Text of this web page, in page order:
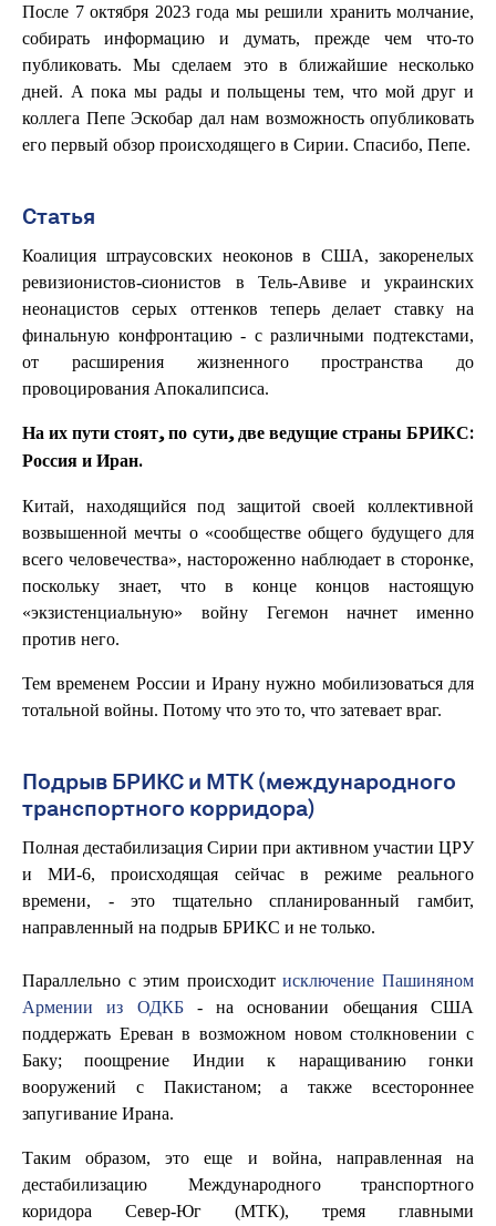
После 7 октября 2023 года мы решили хранить молчание,
собирать информацию и думать, прежде чем что-то
публиковать. Мы сделаем это в ближайшие несколько
дней. А пока мы рады и польщены тем, что мой друг и
коллега Пепе Эскобар дал нам возможность опубликовать
его первый обзор происходящего в Сирии. Спасибо, Пепе.
Статья
Коалиция штраусовских неоконов в США, закоренелых
ревизионистов-сионистов в Тель-Авиве и украинских
неонацистов серых оттенков теперь делает ставку на
финальную конфронтацию - с различными подтекстами,
от расширения жизненного пространства до
провоцирования Апокалипсиса.
На их пути стоят, по сути, две ведущие страны БРИКС:
Россия и Иран.
Китай, находящийся под защитой своей коллективной
возвышенной мечты о «сообществе общего будущего для
всего человечества», настороженно наблюдает в сторонке,
поскольку знает, что в конце концов настоящую
«экзистенциальную» войну Гегемон начнет именно
против него.
Тем временем России и Ирану нужно мобилизоваться для
тотальной войны. Потому что это то, что затевает враг.
Подрыв БРИКС и МТК (международного
транспортного корридора)
Полная дестабилизация Сирии при активном участии ЦРУ
и МИ-6, происходящая сейчас в режиме реального
времени, - это тщательно спланированный гамбит,
направленный на подрыв БРИКС и не только.
Параллельно с этим происходитисключение Пашиняном
Армении из ОДКБ- на основании обещания США
поддержать Ереван в возможном новом столкновении с
Баку; поощрение Индии к наращиванию гонки
вооружений с Пакистаном; а также всестороннее
запугивание Ирана.
Таким образом, это еще и война, направленная на
дестабилизацию Международного транспортного
коридора Север-Юг (МТК), тремя главными